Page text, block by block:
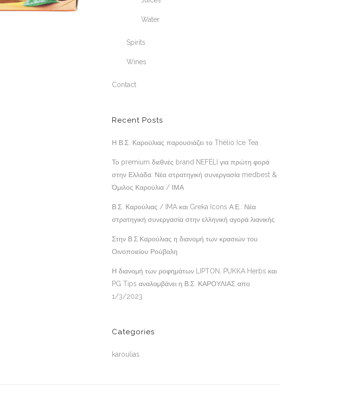
Water
Spirits
Wines
Contact
Recent Posts
Η Β.Σ. Καρούλιας παρουσιάζει το Thélio Ice Tea
Το premium διεθνές brand NEFÉLI για πρώτη φορά
στην Ελλάδα: Νέα στρατηγική συνεργασία medbest &
Όμιλος Καρούλια / ΙΜΑ
Β.Σ. Καρούλιας / IMA και Greka Icons Α.Ε.: Νέα
στρατηγική συνεργασία στην ελληνική αγορά λιανικής
Στην Β.Σ.Καρούλιας η διανομή των κρασιών του
Οινοποιείου Ρούβαλη
Η διανομή των ροφημάτων LIPTON, PUKKA Herbs και
PG Tips αναλαμβάνει η Β.Σ. ΚΑΡΟΥΛΙΑΣ απο
1/3/2023
Categories
karoulias